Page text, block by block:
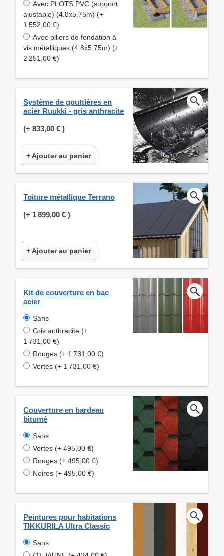
Avec PLOTS PVC (support
ajustable) (4.8x5.75m) (+
1 552,00 €)
Avec piliers de fondation à
vis métalliques (4.8x5.75m) (+
2 251,00 €)
Système de gouttières en
acier Ruukki - gris anthracite
(+ 833,00 € )
+ Ajouter au panier
Toiture métallique Terrano
(+ 1 899,00 € )
+ Ajouter au panier
Kit de couverture en bac
acier
Sans
Gris anthracite (+
1 731,00 €)
Rouges (+ 1 731,00 €)
Vertes (+ 1 731,00 €)
Couverture en bardeau
bitumé
Sans
Vertes (+ 495,00 €)
Rouges (+ 495,00 €)
Noires (+ 495,00 €)
Peintures pour habitations
TIKKURILA Ultra Classic
Sans